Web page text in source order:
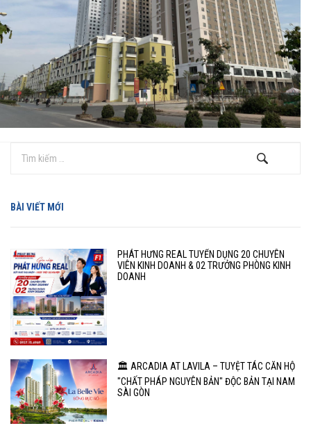
BÀI VIẾT MỚI
PHÁT HƯNG REAL TUYỂN DỤNG 20 CHUYÊN
VIÊN KINH DOANH & 02 TRƯỞNG PHÒNG KINH
DOANH
🏛️ ARCADIA AT LAVILA – TUYỆT TÁC CĂN HỘ
"CHẤT PHÁP NGUYÊN BẢN" ĐỘC BẢN TẠI NAM
SÀI GÒN